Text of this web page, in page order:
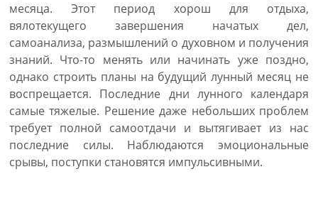
месяца. Этот период хорош для отдыха,
вялотекущего завершения начатых дел,
самоанализа, размышлений о духовном и получения
знаний. Что-то менять или начинать уже поздно,
однако строить планы на будущий лунный месяц не
воспрещается. Последние дни лунного календаря
самые тяжелые. Решение даже небольших проблем
требует полной самоотдачи и вытягивает из нас
последние силы. Наблюдаются эмоциональные
срывы, поступки становятся импульсивными.